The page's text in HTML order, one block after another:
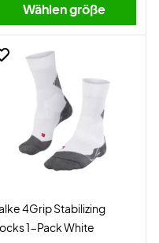
Wählen größe
4Grip Stabilizing
1-Pack White